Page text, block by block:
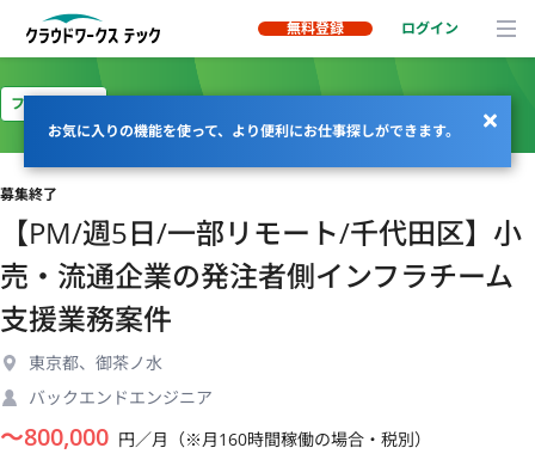
無料登録 ログイン
お気に入りの機能を使って、より便利にお仕事探しができます。
フルリモート
募集終了
【PM/週5日/一部リモート/千代田区】小
売・流通企業の発注者側インフラチーム
支援業務案件
東京都、御茶ノ水
バックエンドエンジニア
〜800,000 円／月（※月160時間稼働の場合・税別）